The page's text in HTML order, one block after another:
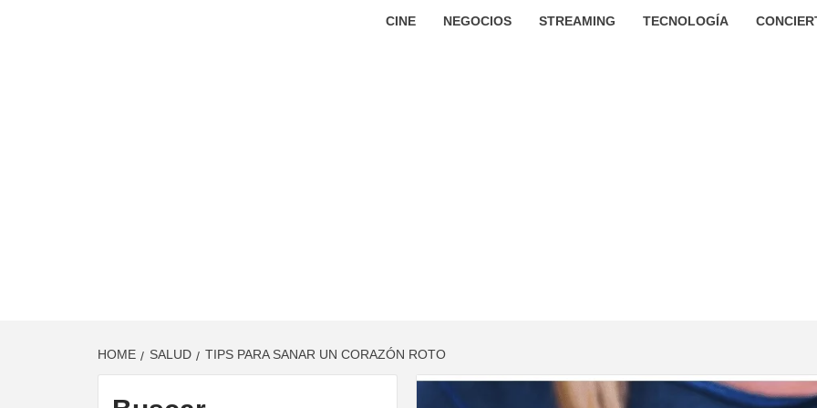
CINE NEGOCIOS STREAMING TECNOLOGÍA
HOME SALUD TIPS PARA SANAR UN CORAZÓN ROTO